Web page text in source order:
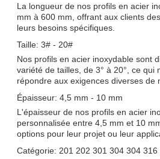
La longueur de nos profils en acier
mm à 600 mm, offrant aux clients
leurs besoins spécifiques.
Taille: 3# - 20#
Nos profils en acier inoxydable sont
variété de tailles, de 3° à 20°, ce qui
répondre aux exigences diverses de
Épaisseur: 4,5 mm - 10 mm
L'épaisseur de nos profils en acier
personnalisée entre 4,5 mm et 10
options pour leur projet ou leur
Catégorie: 201 202 301 304 304 316